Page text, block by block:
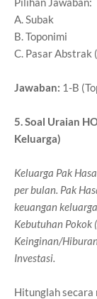
A. Subak
B. Toponimi
C. Pasar Abstrak
Jawaban: 1-B
5. Soal Uraian
Keluarga)
Keluarga Pak
per bulan. Pak
keuangan
Kebutuhan Pokok
Keinginan/
Investasi.
Hitunglah secara